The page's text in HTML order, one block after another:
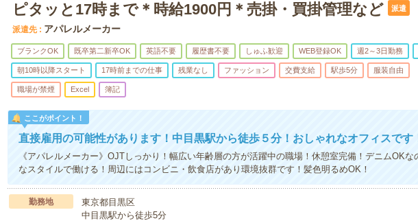
ピタッと17時まで＊時給1900円＊売掛・買掛管理など 派遣
派遣先 アパレルメーカー
ブランクOK 既卒第二新卒OK 英語不要 履歴書不要 しゅふ歓迎 WEB登録OK 週2～3日勤務
朝10時以降スタート 17時前までの仕事 残業なし ファッション 交費支給 駅歩5分 服装自由
職場が禁煙 Excel 簿記
ここがポイント！
直接雇用の可能性があります！中目黒駅から徒歩５分！おしゃれなオフィスです
《アパレルメーカー》OJTしっかり！幅広い年齢層の方が活躍中の職場！休憩室完備！デニムOKな
なスタイルで働ける！周辺にはコンビニ・飲食店があり環境抜群です！髪色明るめOK！
勤務地
東京都目黒区
中目黒駅から徒歩5分